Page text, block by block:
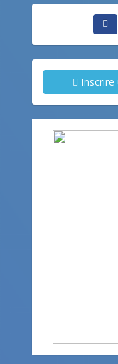
Inscrire